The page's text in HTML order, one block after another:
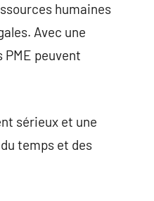
humaines
Avec une
peuvent
sérieux et une
temps et des